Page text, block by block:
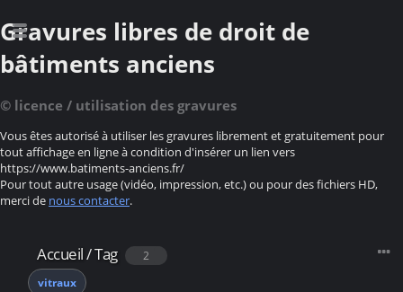
Gravures libres de droit de
bâtiments anciens
© licence / utilisation des gravures
Vous êtes autorisé à utiliser les gravures librement et gratuitement pour
tout affichage en ligne à condition d'insérer un lien vers
https://www.batiments-anciens.fr/
Pour tout autre usage (vidéo, impression, etc.) ou pour des fichiers HD,
merci de nous contacter.
Accueil/Tag
2
vitraux